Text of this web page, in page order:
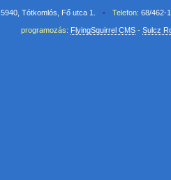
5940, Tótkomlós, Fő utca 1. • Telefon: 68/462-
programozás: FlyingSquirrel CMS- Sulcz